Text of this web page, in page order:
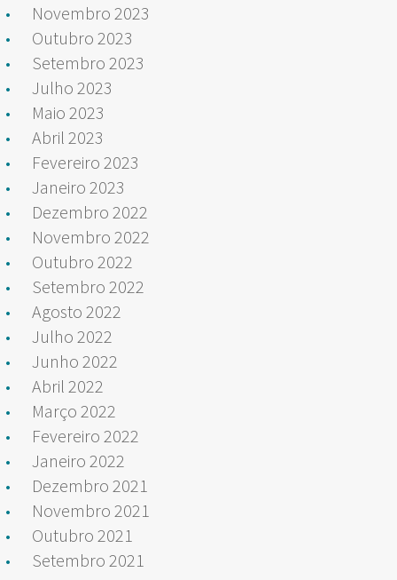
Novembro 2023
Outubro 2023
Setembro 2023
Julho 2023
Maio 2023
Abril 2023
Fevereiro 2023
Janeiro 2023
Dezembro 2022
Novembro 2022
Outubro 2022
Setembro 2022
Agosto 2022
Julho 2022
Junho 2022
Abril 2022
Março 2022
Fevereiro 2022
Janeiro 2022
Dezembro 2021
Novembro 2021
Outubro 2021
Setembro 2021